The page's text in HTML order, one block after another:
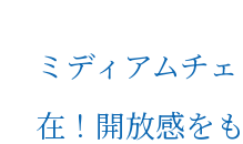
ミディアムチ
在！開放感を